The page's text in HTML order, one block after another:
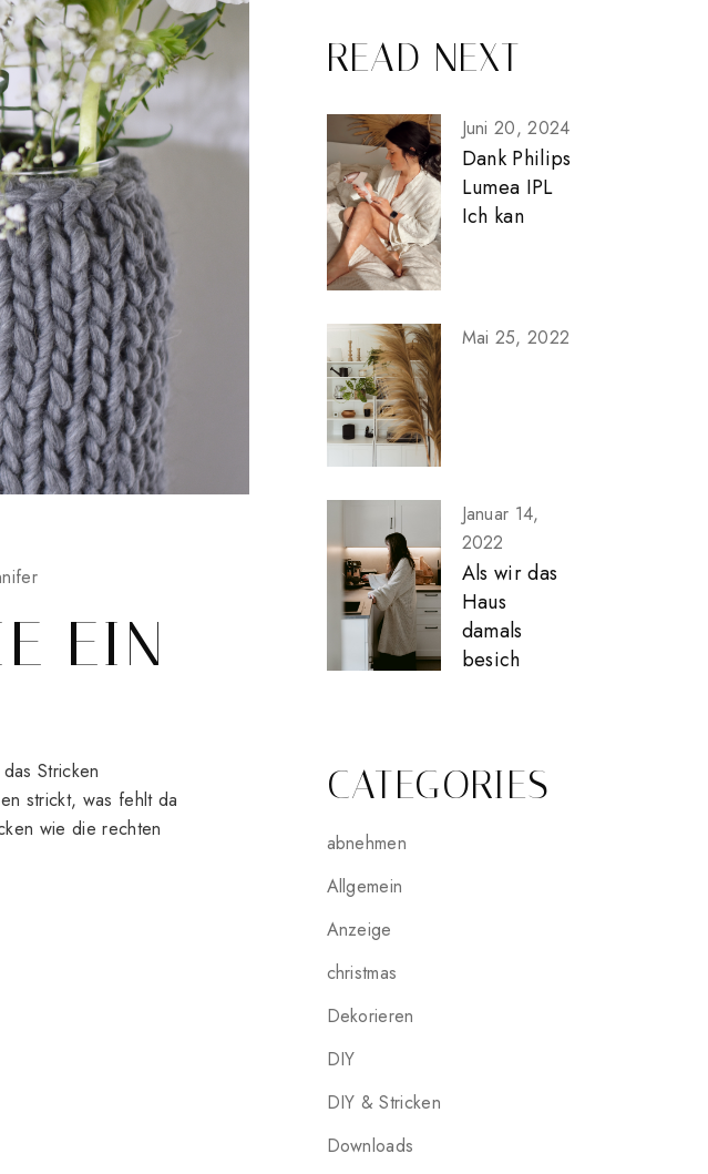
EIN
Stricken
strickt, was fehlt da
wie die rechten
READ NEXT
Juni 20, 2024
Dank Philips
Lumea IPL
Ich kan
Mai 25, 2022
Januar 14,
2022
Als wir das
Haus
damals
besich
CATEGORIES
abnehmen
Allgemein
Anzeige
christmas
Dekorieren
DIY
DIY & Stricken
Downloads